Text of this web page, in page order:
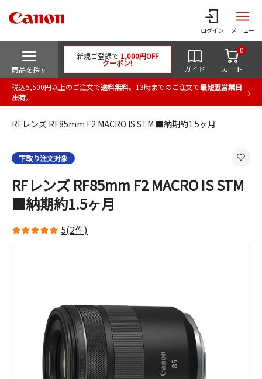
ログイン メニュー
商品を探す
新規ご登録で 1,000円OFF
クーポン!
ガイド カート
0
税込5,500円以上のご注文で送料無料。13時までのご注文で最短翌営業日
出荷。
RFレンズ RF85mm F2 MACRO IS STM ■納期約1.5ヶ月
下取り注文対象
RFレンズ RF85mm F2 MACRO IS STM
■納期約1.5ヶ月
5(2件)